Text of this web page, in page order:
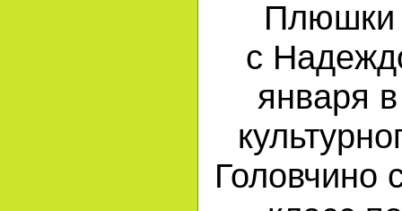
Плюшки
с
января
Головчино